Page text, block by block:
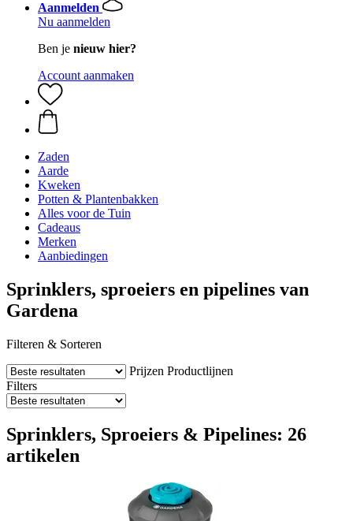
Aanmelden
Nu aanmelden
Ben je nieuw hier?
Account aanmaken
Zaden
Aarde
Kweken
Potten & Plantenbakken
Alles voor de Tuin
Cadeaus
Merken
Aanbiedingen
Sprinklers, sproeiers en pipelines van
Gardena
Filteren & Sorteren
Prijzen Productlijnen
Filters
Sprinklers, Sproeiers & Pipelines: 26
artikelen